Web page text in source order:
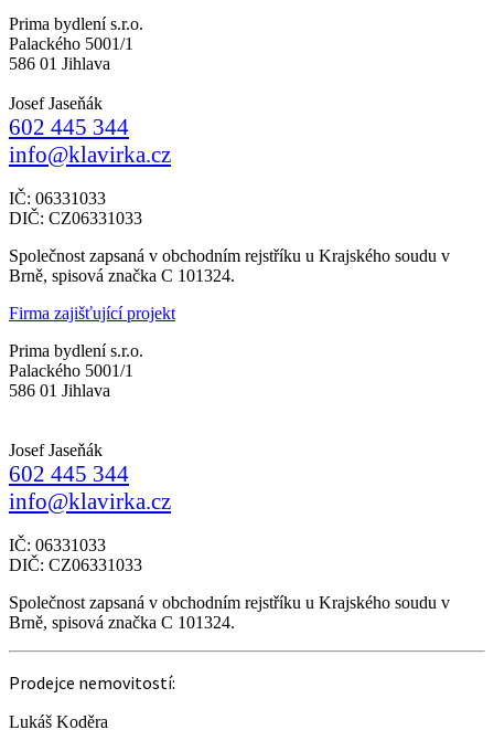
Prima bydlení s.r.o.
Palackého 5001/1
586 01 Jihlava
Josef Jaseňák
602 445 344
info@klavirka.cz
IČ: 06331033
DIČ: CZ06331033
Společnost zapsaná v obchodním rejstříku u Krajského soudu v
Brně, spisová značka C 101324.
Firma zajišťující projekt
Prima bydlení s.r.o.
Palackého 5001/1
586 01 Jihlava
Josef Jaseňák
602 445 344
info@klavirka.cz
IČ: 06331033
DIČ: CZ06331033
Společnost zapsaná v obchodním rejstříku u Krajského soudu v
Brně, spisová značka C 101324.
Prodejce nemovitostí:
Lukáš Koděra